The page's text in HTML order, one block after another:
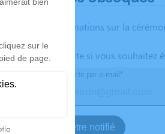
Les informations sur la
Activez une alerte si vous souhaitez
Recevoir une alerte par e-mail*
Je veux être notifié